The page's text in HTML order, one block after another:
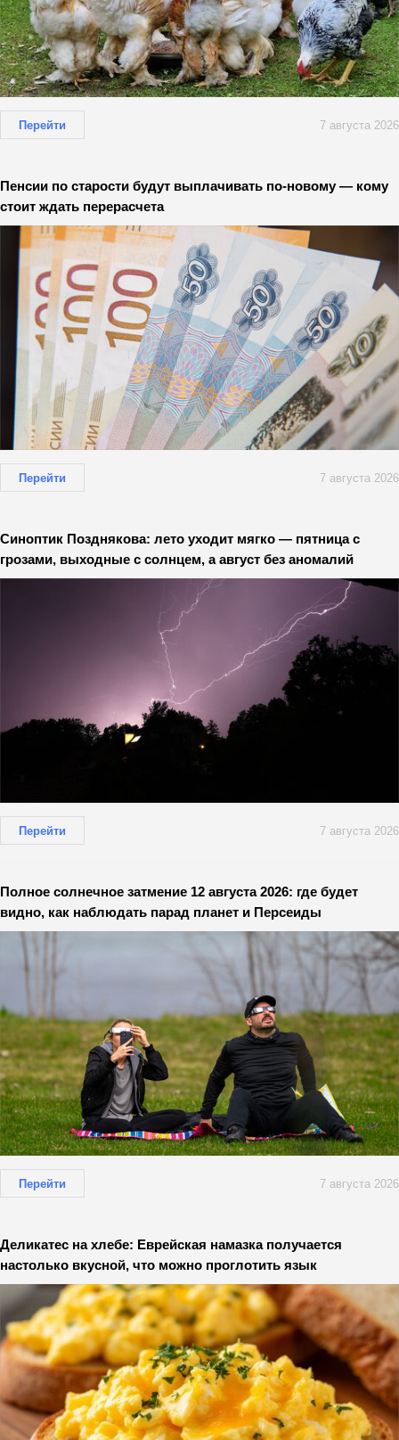
Перейти 7 августа 2026
Пенсии по старости будут выплачивать по-новому — кому
стоит ждать перерасчета
Перейти 7 августа 2026
Синоптик Позднякова: лето уходит мягко — пятница с
грозами, выходные с солнцем, а август без аномалий
Перейти 7 августа 2026
Полное солнечное затмение 12 августа 2026: где будет
видно, как наблюдать парад планет и Персеиды
Перейти 7 августа 2026
Деликатес на хлебе: Еврейская намазка получается
настолько вкусной, что можно проглотить язык